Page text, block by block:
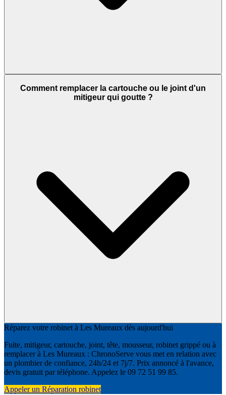
Comment remplacer la cartouche ou le joint d'un
mitigeur qui goutte ?
Réparez votre robinet à Les Mureaux dès aujourd'hui
Fuite, mitigeur, cartouche, joint, tête, mousseur, robinet grippé ou à
remplacer à Les Mureaux : ChronoServe vous met en relation avec
un plombier de confiance, 24h/24 et 7j/7. Prix annoncé à l'avance,
devis gratuit par téléphone. Appelez le 09 72 51 99 85.
Appeler un Réparation robinet